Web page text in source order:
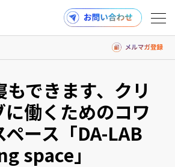
索 読みもの検索
できます、クリ
に働くためのコワ
ペース「DA-LAB
space」